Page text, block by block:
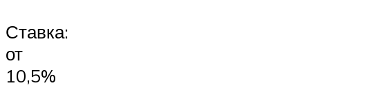
Ставка:
от
10,5%